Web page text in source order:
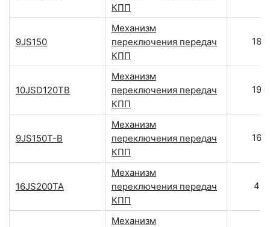
КПП
9JS150
Механизм
переключения передач
КПП
18
10JSD120TB
Механизм
переключения передач
КПП
19
9JS150T-B
Механизм
переключения передач
КПП
16
16JS200TA
Механизм
переключения передач
КПП
4
Механизм